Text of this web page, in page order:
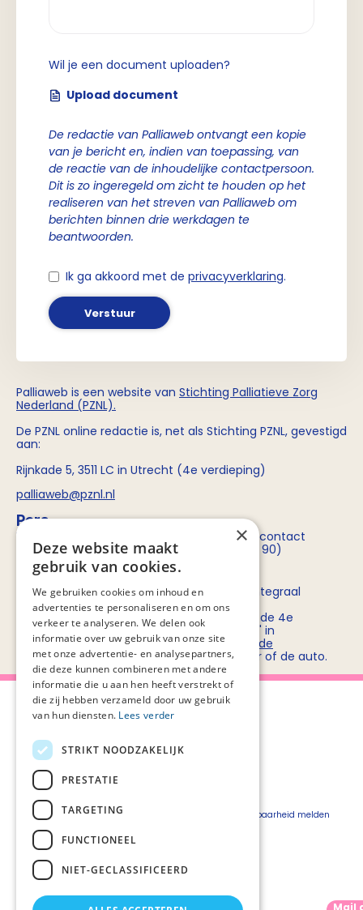
Wil je een document uploaden?
Upload document
De redactie van Palliaweb ontvangt een kopie
van je bericht en, indien van toepassing, van
de reactie van de inhoudelijke contactpersoon.
Dit is zo ingeregeld om zicht te houden op het
realiseren van het streven van Palliaweb om
berichten binnen drie werkdagen te
beantwoorden.
Ik ga akkoord met de privacyverklaring.
Verstuur
Palliaweb is een website van Stichting Palliatieve Zorg
Nederland (PZNL).
De PZNL online redactie is, net als Stichting PZNL, gevestigd
aan:
Rijnkade 5, 3511 LC in Utrecht (4e verdieping)
palliaweb@pznl.nl
Pers
Voor persvragen over Stichting PZNL kun je contact
opnemen metRob Bruntink(06 - 55 52 72 90)
Routebeschrijving
Stichting PZNL deelt het kantoor met het Integraal
Kankercentrum Nederland (IKNL). Ons
kantoor/vergadercentrum bevindt zich op de 4e
verdieping van kantoorgebouw 'De Utrecht' in
winkelcentrum Hoog Catharijne. Bekijk
hier de
routebeschrijvingenvoor openbaar vervoer of de auto.
Over Palliaweb
Over PZNL
Pers
Vacatures
Webshop
Privacyverklaring
Beveiligingskwetsbaarheid melden
Mail
×
Deze website maakt
gebruik van cookies.
We gebruiken cookies om inhoud en
advertenties te personaliseren en om ons
verkeer te analyseren. We delen ook
informatie over uw gebruik van onze site
met onze advertentie- en analysepartners,
die deze kunnen combineren met andere
informatie die u aan hen heeft verstrekt of
die zij hebben verzameld door uw gebruik
van hun diensten. Lees verder
STRIKT NOODZAKELIJK
PRESTATIE
TARGETING
FUNCTIONEEL
NIET-GECLASSIFICEERD